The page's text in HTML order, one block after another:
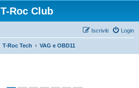
T-Roc Club
Login
Iscriviti
T-Roc Tech VAG e OBD11